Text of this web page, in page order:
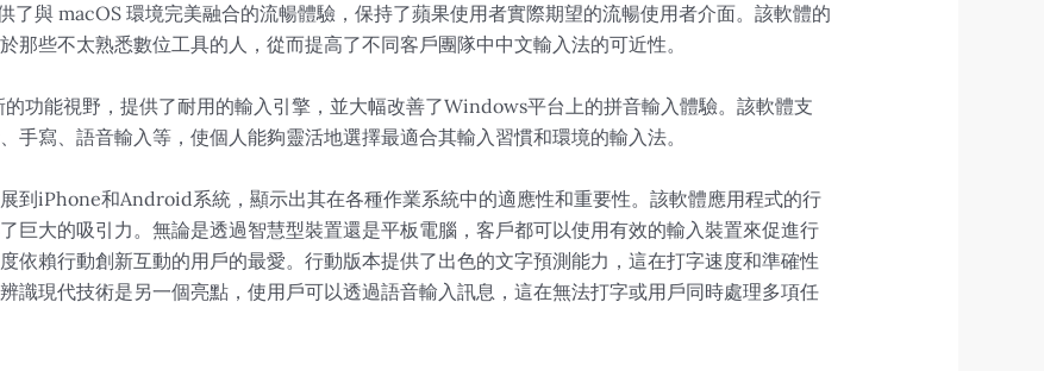
了與 macOS 環境完美融合的流暢體驗，保持了蘋果使用者實際期望的流暢使用者介面。該軟體的
那些不太熟悉數位工具的人，從而提高了不同客戶團隊中中文輸入法的可近性。
功能視野，提供了耐用的輸入引擎，並大幅改善了Windows平台上的拼音輸入體驗。該軟體支
手寫、語音輸入等，使個人能夠靈活地選擇最適合其輸入習慣和環境的輸入法。
到iPhone和Android系統，顯示出其在各種作業系統中的適應性和重要性。該軟體應用程式的行
巨大的吸引力。無論是透過智慧型裝置還是平板電腦，客戶都可以使用有效的輸入裝置來促進行
依賴行動創新互動的用戶的最愛。行動版本提供了出色的文字預測能力，這在打字速度和準確性
識現代技術是另一個亮點，使用戶可以透過語音輸入訊息，這在無法打字或用戶同時處理多項任